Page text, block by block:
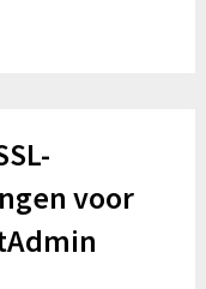
voor